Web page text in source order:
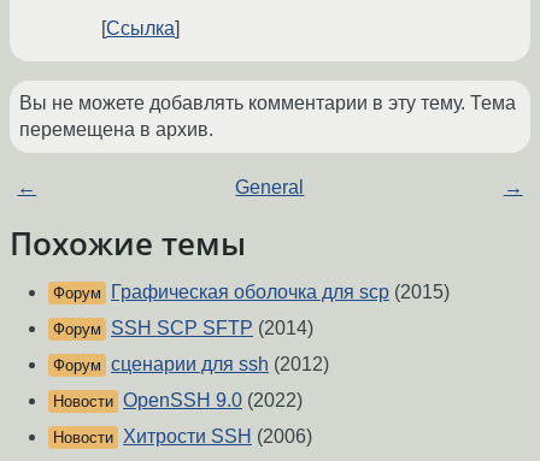
Ссылка
Вы не можете добавлять комментарии в эту тему. Тема
перемещена в архив.
← General →
Похожие темы
Форум Графическая оболочка для scp (2015)
Форум SSH SCP SFTP (2014)
Форум сценарии для ssh (2012)
Новости OpenSSH 9.0 (2022)
Новости Хитрости SSH (2006)